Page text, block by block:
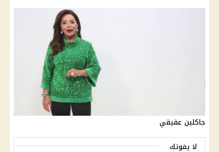
جاكلين عقيقي
لا يفوتك